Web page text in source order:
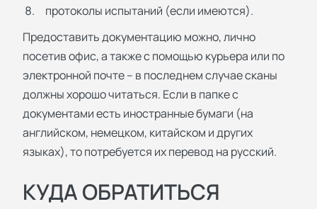
протоколы испытаний (если имеются).
Предоставить документацию можно, лично
посетив офис, а также с помощью курьера или по
электронной почте – в последнем случае сканы
должны хорошо читаться. Если в папке с
документами есть иностранные бумаги (на
английском, немецком, китайском и других
языках), то потребуется их перевод на русский.
КУДА ОБРАТИТЬСЯ